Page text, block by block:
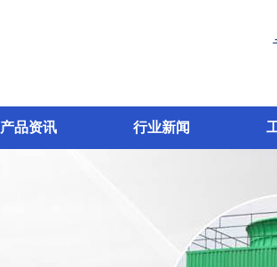
产品资讯 行业新闻